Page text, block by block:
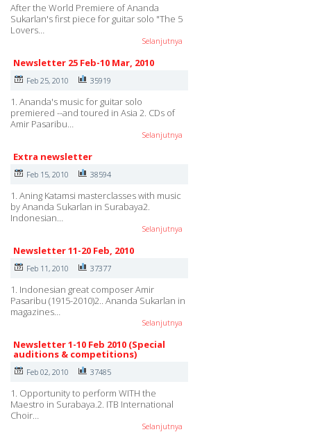
After the World Premiere of Ananda
Sukarlan's first piece for guitar solo "The 5
Lovers…
Selanjutnya
Newsletter 25 Feb-10 Mar, 2010
Feb 25, 2010 35919
1. Ananda's music for guitar solo
premiered --and toured in Asia 2. CDs of
Amir Pasaribu…
Selanjutnya
Extra newsletter
Feb 15, 2010 38594
1. Aning Katamsi masterclasses with music
by Ananda Sukarlan in Surabaya2.
Indonesian…
Selanjutnya
Newsletter 11-20 Feb, 2010
Feb 11, 2010 37377
1. Indonesian great composer Amir
Pasaribu (1915-2010)2.. Ananda Sukarlan in
magazines…
Selanjutnya
Newsletter 1-10 Feb 2010 (Special
auditions & competitions)
Feb 02, 2010 37485
1. Opportunity to perform WITH the
Maestro in Surabaya.2. ITB International
Choir…
Selanjutnya